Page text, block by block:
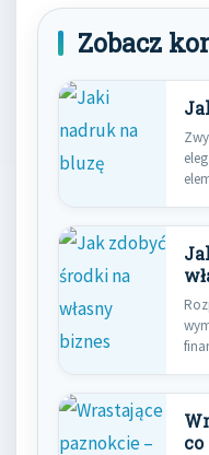
Zobacz
co